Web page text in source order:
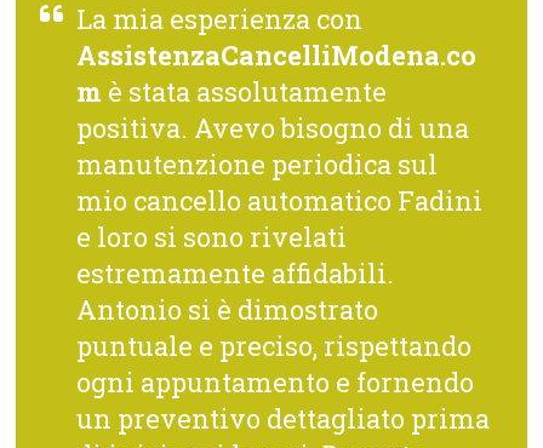
La mia esperienza con
AssistenzaCancelliModena.co
m è stata assolutamente
positiva. Avevo bisogno di una
manutenzione periodica sul
mio cancello automatico Fadini
e loro si sono rivelati
estremamente affidabili.
Antonio si è dimostrato
puntuale e preciso, rispettando
ogni appuntamento e fornendo
un preventivo dettagliato prima